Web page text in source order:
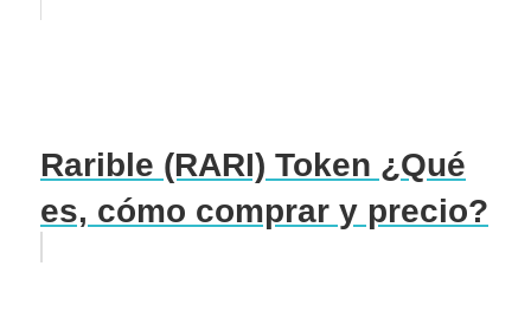
Rarible (RARI) Token ¿Qué
es, cómo comprar y precio?